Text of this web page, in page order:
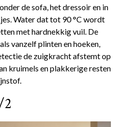
de sofa, het dressoir en in
Water dat tot 90 °C wordt
met hardnekkig vuil. De
vanzelf plinten en hoeken,
de zuigkracht afstemt op
kruimels en plakkerige resten
2